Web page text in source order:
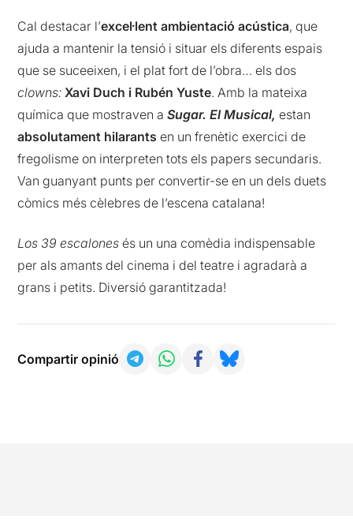
Cal destacar l’excel·lent ambientació acústica, que
ajuda a mantenir la tensió i situar els diferents espais
que se suceeixen, i el plat fort de l’obra… els dos
clowns: Xavi Duch i Rubén Yuste. Amb la mateixa
química que mostraven aSugar. El Musical, estan
absolutament hilarants en un frenètic exercici de
fregolisme on interpreten tots els papers secundaris.
Van guanyant punts per convertir-se en un dels duets
còmics més cèlebres de l’escena catalana!
Los 39 escalones és un una comèdia indispensable
per als amants del cinema i del teatre i agradarà a
grans i petits. Diversió garantitzada!
Compartir opinió